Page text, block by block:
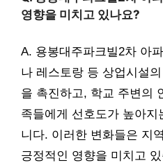
영향을 미치고 있나요?
A. 용봉대주파크빌2차 아
나 레스토랑 등 상업시설
을 촉진하고, 학교 주변의
족들에게 선호도가 높아
니다. 이러한 변화들은 지
긍정적인 영향을 미치고